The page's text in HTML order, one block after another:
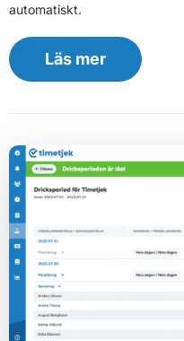
automatiskt.
Läs mer